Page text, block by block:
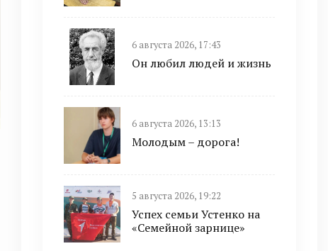
6 августа 2026, 17:43
Он любил людей и жизнь
6 августа 2026, 13:13
Молодым – дорога!
5 августа 2026, 19:22
Успех семьи Устенко на
«Семейной зарнице»